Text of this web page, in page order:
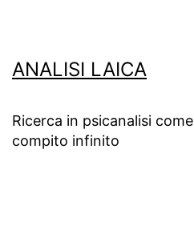
contenuto
ANALISI LAICA
Ricerca in psicanalisi come
compito infinito